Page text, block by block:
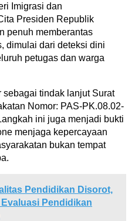
Imigrasi dan
Presiden Republik
penuh memberantas
dimulai dari deteksi dini
petugas dan warga
tindak lanjut Surat
Nomor: PAS-PK.08.02-
ini juga menjadi bukti
menjaga kepercayaan
bukan tempat
Pendidikan Disorot,
Pendidikan